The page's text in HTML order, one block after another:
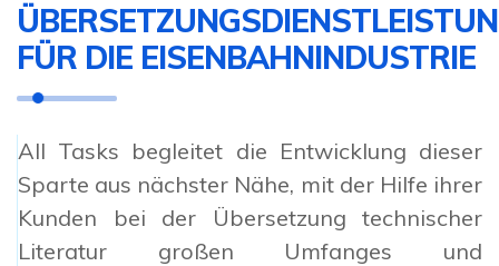
FÜR DIE EISENBAHNINDUSTRIE
All Tasks begleitet die Entwicklung dieser
Sparte aus nächster Nähe, mit der Hilfe ihrer
Kunden bei der Übersetzung technischer
Literatur großen Umfanges und